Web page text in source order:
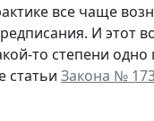
все чаще
И этот
то степени
статьи Закона №